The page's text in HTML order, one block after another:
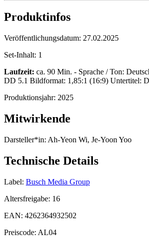
Produktinfos
Veröffentlichungsdatum: 27.02.2025
Set-Inhalt: 1
Laufzeit: ca. 90 Min. - Sprache / Ton:
DD 5.1 Bildformat: 1,85:1 (16:9) Untertitel:
Produktionsjahr: 2025
Mitwirkende
Darsteller*in: Ah-Yeon Wi, Je-Yoon Yoo
Technische Details
Label: Busch Media Group
Altersfreigabe: 16
EAN: 4262364932502
Preiscode: AL04